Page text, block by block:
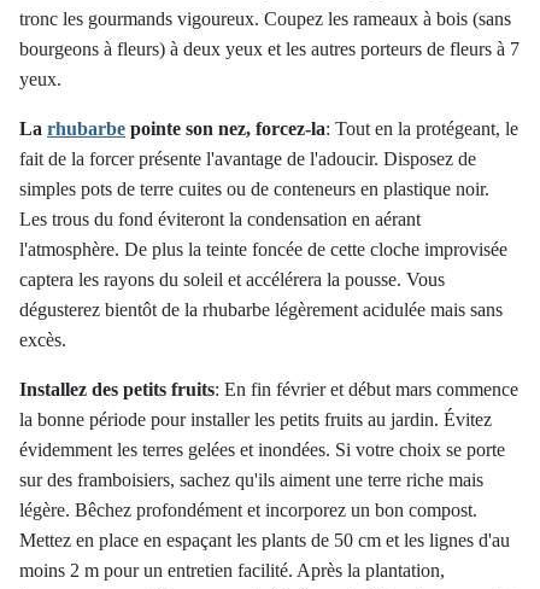
tronc les gourmands vigoureux. Coupez les rameaux à bois (sans
bourgeons à fleurs) à deux yeux et les autres porteurs de fleurs à 7
yeux.
La rhubarbe pointe son nez, forcez-la: Tout en la protégeant, le
fait de la forcer présente l'avantage de l'adoucir. Disposez de
simples pots de terre cuites ou de conteneurs en plastique noir.
Les trous du fond éviteront la condensation en aérant
l'atmosphère. De plus la teinte foncée de cette cloche improvisée
captera les rayons du soleil et accélérera la pousse. Vous
dégusterez bientôt de la rhubarbe légèrement acidulée mais sans
excès.
Installez des petits fruits: En fin février et début mars commence
la bonne période pour installer les petits fruits au jardin. Évitez
évidemment les terres gelées et inondées. Si votre choix se porte
sur des framboisiers, sachez qu'ils aiment une terre riche mais
légère. Bêchez profondément et incorporez un bon compost.
Mettez en place en espaçant les plants de 50 cm et les lignes d'au
moins 2 m pour un entretien facilité. Après la plantation,